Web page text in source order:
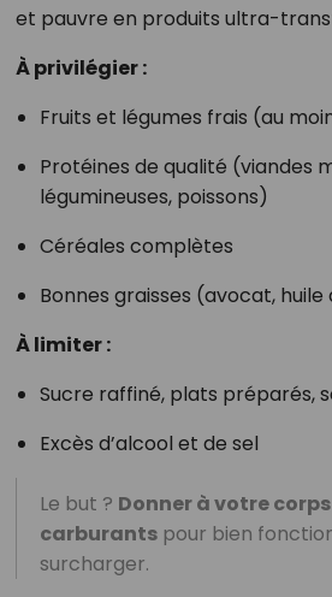
et pauvre en produits ultra-
À privilégier :
Fruits et légumes frais (au
Protéines de qualité (viandes
légumineuses, poissons)
Céréales complètes
Bonnes graisses (avocat, huile
À limiter :
Sucre raffiné, plats préparés,
Excès d’alcool et de sel
Le but ? Donner à votre
carburantspour bien
surcharger.